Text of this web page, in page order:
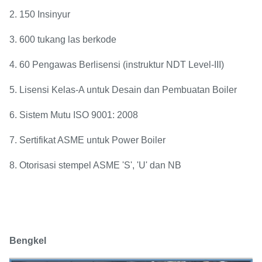
2. 150 Insinyur
3. 600 tukang las berkode
4. 60 Pengawas Berlisensi (instruktur NDT Level-III)
5. Lisensi Kelas-A untuk Desain dan Pembuatan Boiler
6. Sistem Mutu ISO 9001: 2008
7. Sertifikat ASME untuk Power Boiler
8. Otorisasi stempel ASME 'S', 'U' dan NB
Bengkel